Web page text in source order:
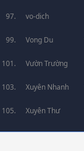
vo-dich
Vong Du
Vườn Trường
Xuyên Nhanh
Xuyên Thư